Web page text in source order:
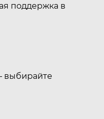
поддержка в
выбирайте